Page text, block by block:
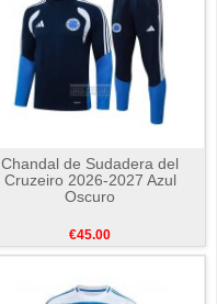
Chandal de Sudadera del
Cruzeiro 2026-2027 Azul
Oscuro
€45.00